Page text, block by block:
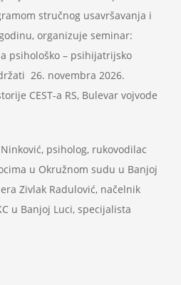
Projekti
Novosti
stručnog usavršavanja i
organizuje seminar:
psihološko – psihijatrijsko
26. novembra 2026.
CEST-a RS, Bulevar vojvode
psiholog, rukovodilac
u Okružnom sudu u Banjoj
Zivlak Radulović, načelnik
u Banjoj Luci, specijalista